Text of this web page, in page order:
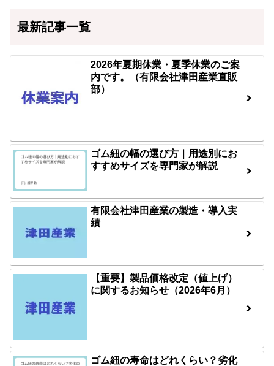
最新記事一覧
2026年夏期休業・夏季休業のご案
内です。（有限会社津田産業直販
部）
ゴム紐の幅の選び方｜用途別にお
すすめサイズを専門家が解説
有限会社津田産業の製造・導入実
績
【重要】製品価格改定（値上げ）
に関するお知らせ（2026年6月）
ゴム紐の寿命はどれくらい？劣化